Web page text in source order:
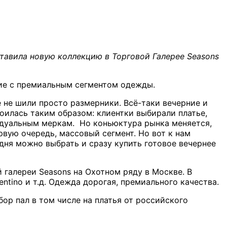
новую коллекцию в Торговой Галерее Seasons
с премиальным сегментом одежды.
шили просто размерники. Всё-таки вечерние и
таким образом: клиентки выбирали платье,
меркам. Но коньюктура рынка меняется,
очередь, массовый сегмент. Но вот к нам
можно выбрать и сразу купить готовое вечернее
Seasons на Охотном ряду в Москве. В
и т.д. Одежда дорогая, премиального качества.
пал в том числе на платья от российского